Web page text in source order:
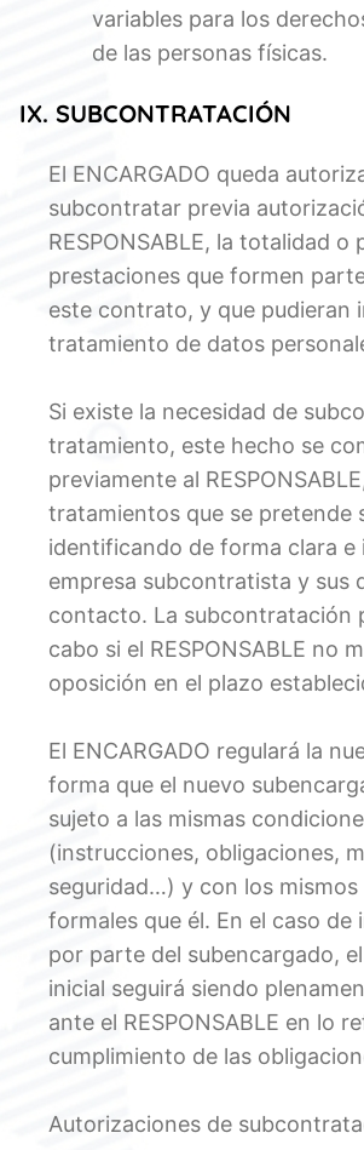
variables para los
de las personas físicas.
IX. SUBCONTRATACIÓN
El ENCARGADO queda
subcontratar previa
RESPONSABLE, la totalidad o
prestaciones que formen
este contrato, y que pudieran
tratamiento de datos
Si existe la necesidad de
tratamiento, este hecho se
previamente al
tratamientos que se pretende
identificando de forma clara e
empresa subcontratista y sus
contacto. La subcontratación
cabo si el RESPONSABLE no
oposición en el plazo
El ENCARGADO regulará la
forma que el nuevo
sujeto a las mismas
(instrucciones, obligaciones,
seguridad…) y con los mismos
formales que él. En el caso de
por parte del subencargado, el
inicial seguirá siendo
ante el RESPONSABLE en lo
cumplimiento de las
Autorizaciones de